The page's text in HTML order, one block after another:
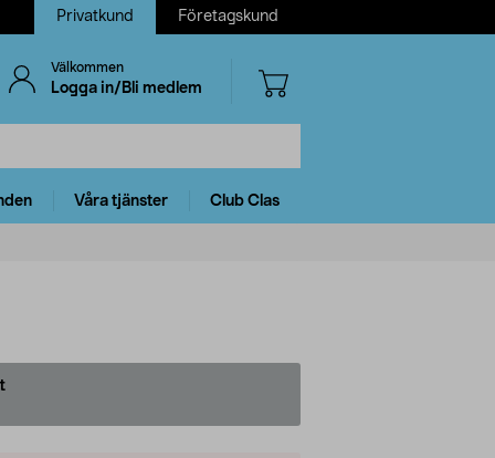
Privatkund Företagskund
Välkommen
Logga in/Bli medlem
Våra tjänster Club Clas